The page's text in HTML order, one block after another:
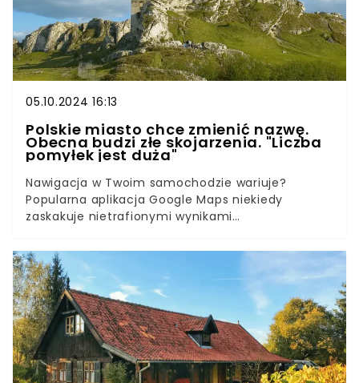
05.10.2024 16:13
Polskie miasto chce zmienić nazwę.
Obecna budzi złe skojarzenia. "Liczba
pomyłek jest duża"
Nawigacja w Twoim samochodzie wariuje?
Popularna aplikacja Google Maps niekiedy
zaskakuje nietrafionymi wynikami
kraju występuje kilka miejscowości o tej samej
nazwie, co prowadzi do licznych niedogodności
nie tylko dla turystów zwiedzających Polskę. Z
tym problemem zmagają się mieszkańcy
Olsztyna, którzy mają już dość pomyłek i nie chcą
być kojarzeni z miastem leżącym w województwie
warmińsko-mazurskim.